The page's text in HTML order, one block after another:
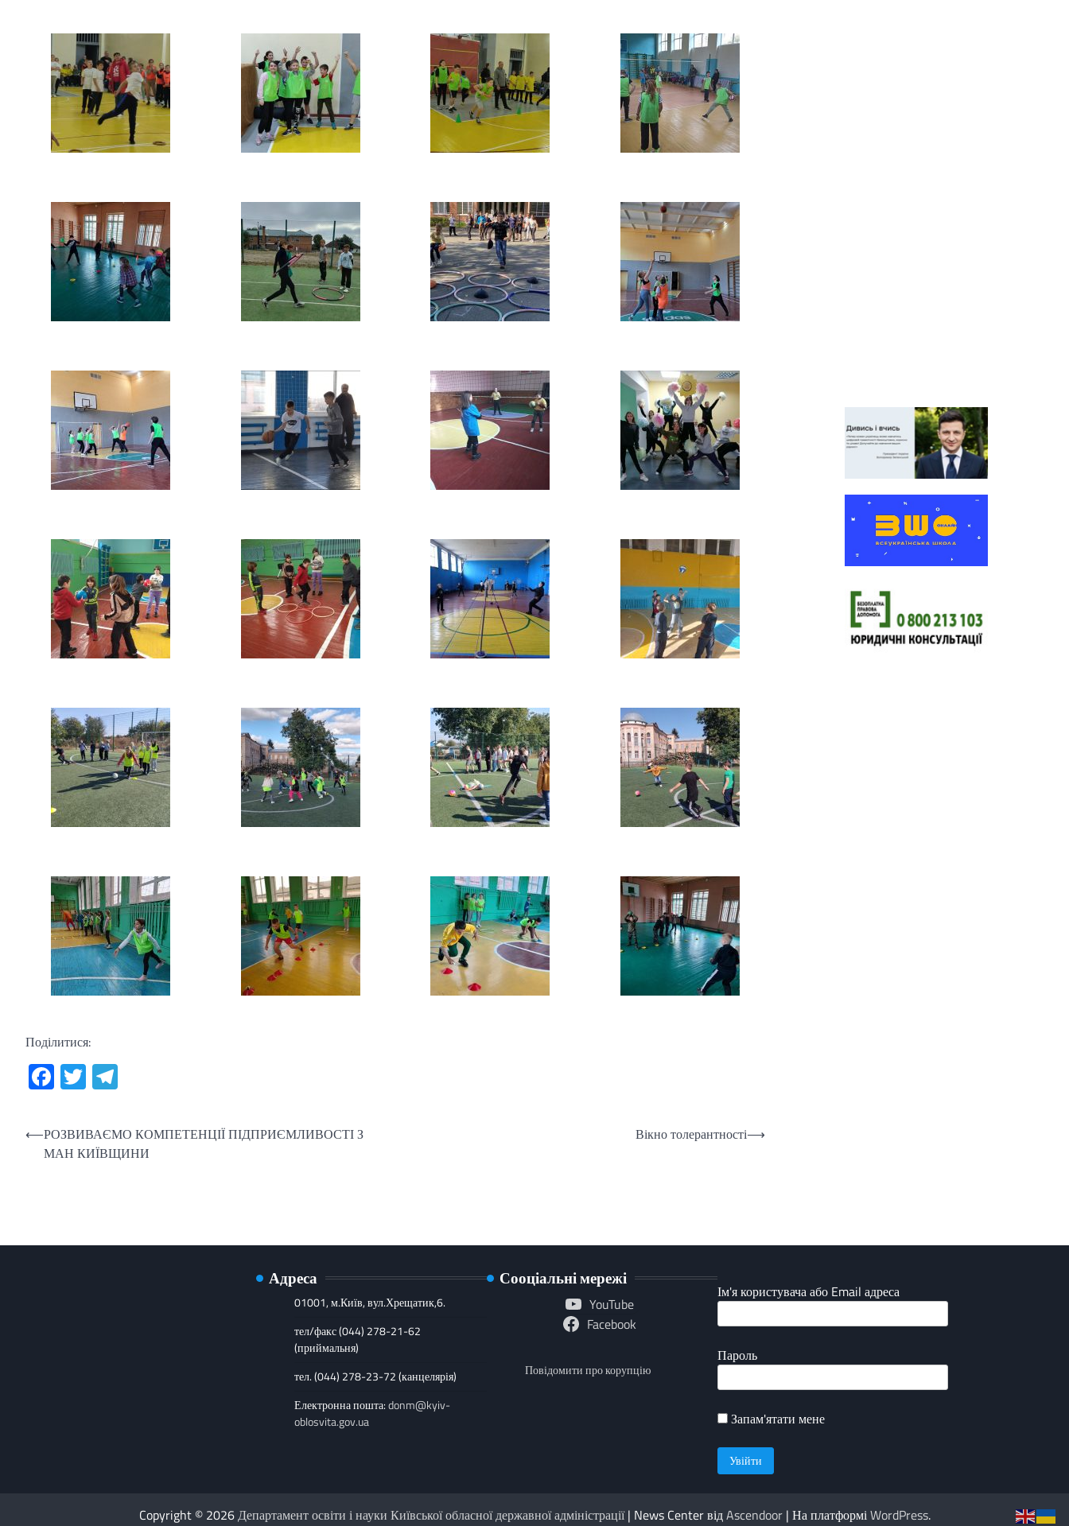
Поділитися:
Facebook
Twitter
Навігація
записів
⟵РОЗВИВАЄМО КОМПЕТЕНЦІЇ ПІДПРИЄМЛИВОСТІ З
МАН КИЇВЩИНИ
Вікно толерантності⟶
Адреса
01001, м.Київ, вул.Хрещатик,6.
тел/факс (044) 278-21-62
(приймальня)
тел. (044) 278-23-72 (канцелярія)
Електронна пошта:donm@kyiv-
oblosvita.gov.ua
Сооціальні мережі
YouTube
Facebook
Повідомити про корупцію
Ім'я користувача або Email адреса
Пароль
Запам'ятати мене
Copyright © 2026Департамент освіти і науки Київської обласної державної адміністрації| News Center відAscendoor| На платформіWordPress.